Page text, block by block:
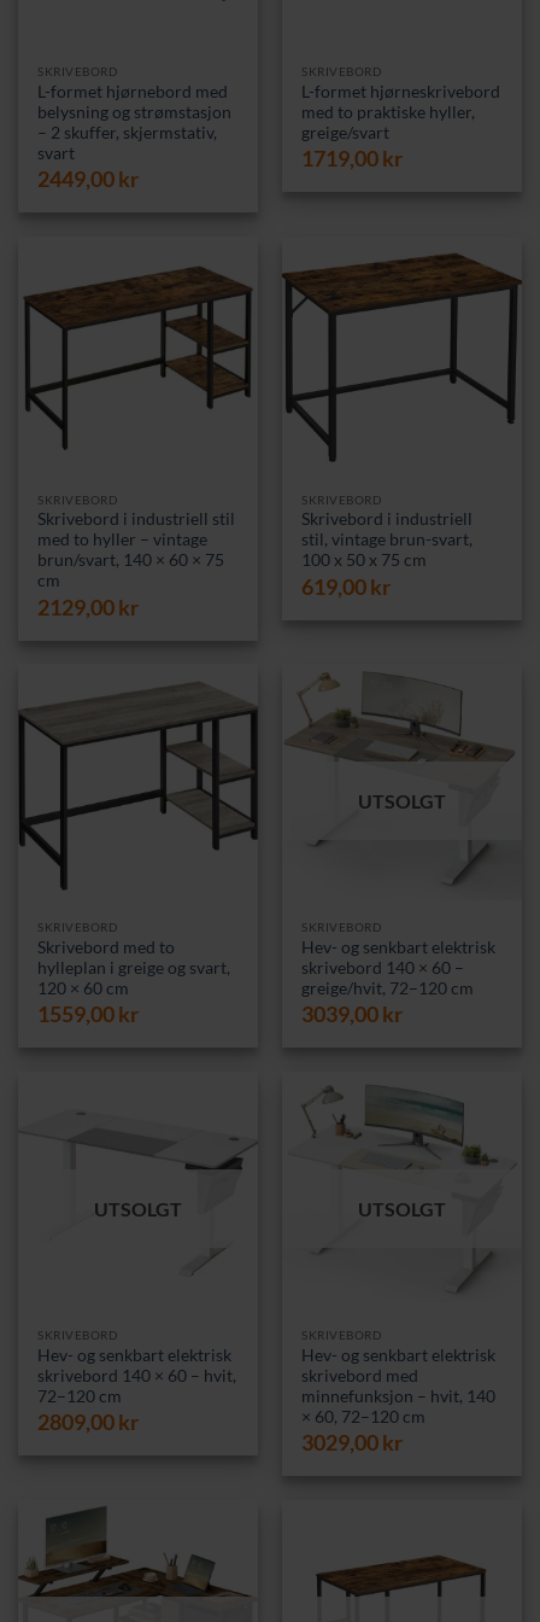
SKRIVEBORD
L-formet hjørnebord med
belysning og strømstasjon
– 2 skuffer, skjermstativ,
svart
2449,00kr
SKRIVEBORD
L-formet hjørneskrivebord
med to praktiske hyller,
greige/svart
1719,00kr
SKRIVEBORD
Skrivebord i industriell stil
med to hyller – vintage
brun/svart, 140 × 60 × 75
cm
2129,00kr
SKRIVEBORD
Skrivebord i industriell
stil, vintage brun-svart,
100 x 50 x 75 cm
619,00kr
SKRIVEBORD
Skrivebord med to
hylleplan i greige og svart,
120 × 60 cm
1559,00kr
UTSOLGT
SKRIVEBORD
Hev- og senkbart elektrisk
skrivebord 140 × 60 –
greige/hvit, 72–120 cm
3039,00kr
UTSOLGT
SKRIVEBORD
Hev- og senkbart elektrisk
skrivebord 140 × 60 – hvit,
72–120 cm
2809,00kr
UTSOLGT
SKRIVEBORD
Hev- og senkbart elektrisk
skrivebord med
minnefunksjon – hvit, 140
× 60, 72–120 cm
3029,00kr